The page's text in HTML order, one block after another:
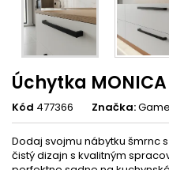
Úchytka
Kód 477366 Značka:
Dodaj svojmu nábytku šmrnc
čistý dizajn s kvalitným